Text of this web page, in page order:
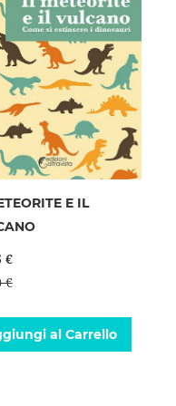
E IL
€
€
al Carrello
alla lista desideri